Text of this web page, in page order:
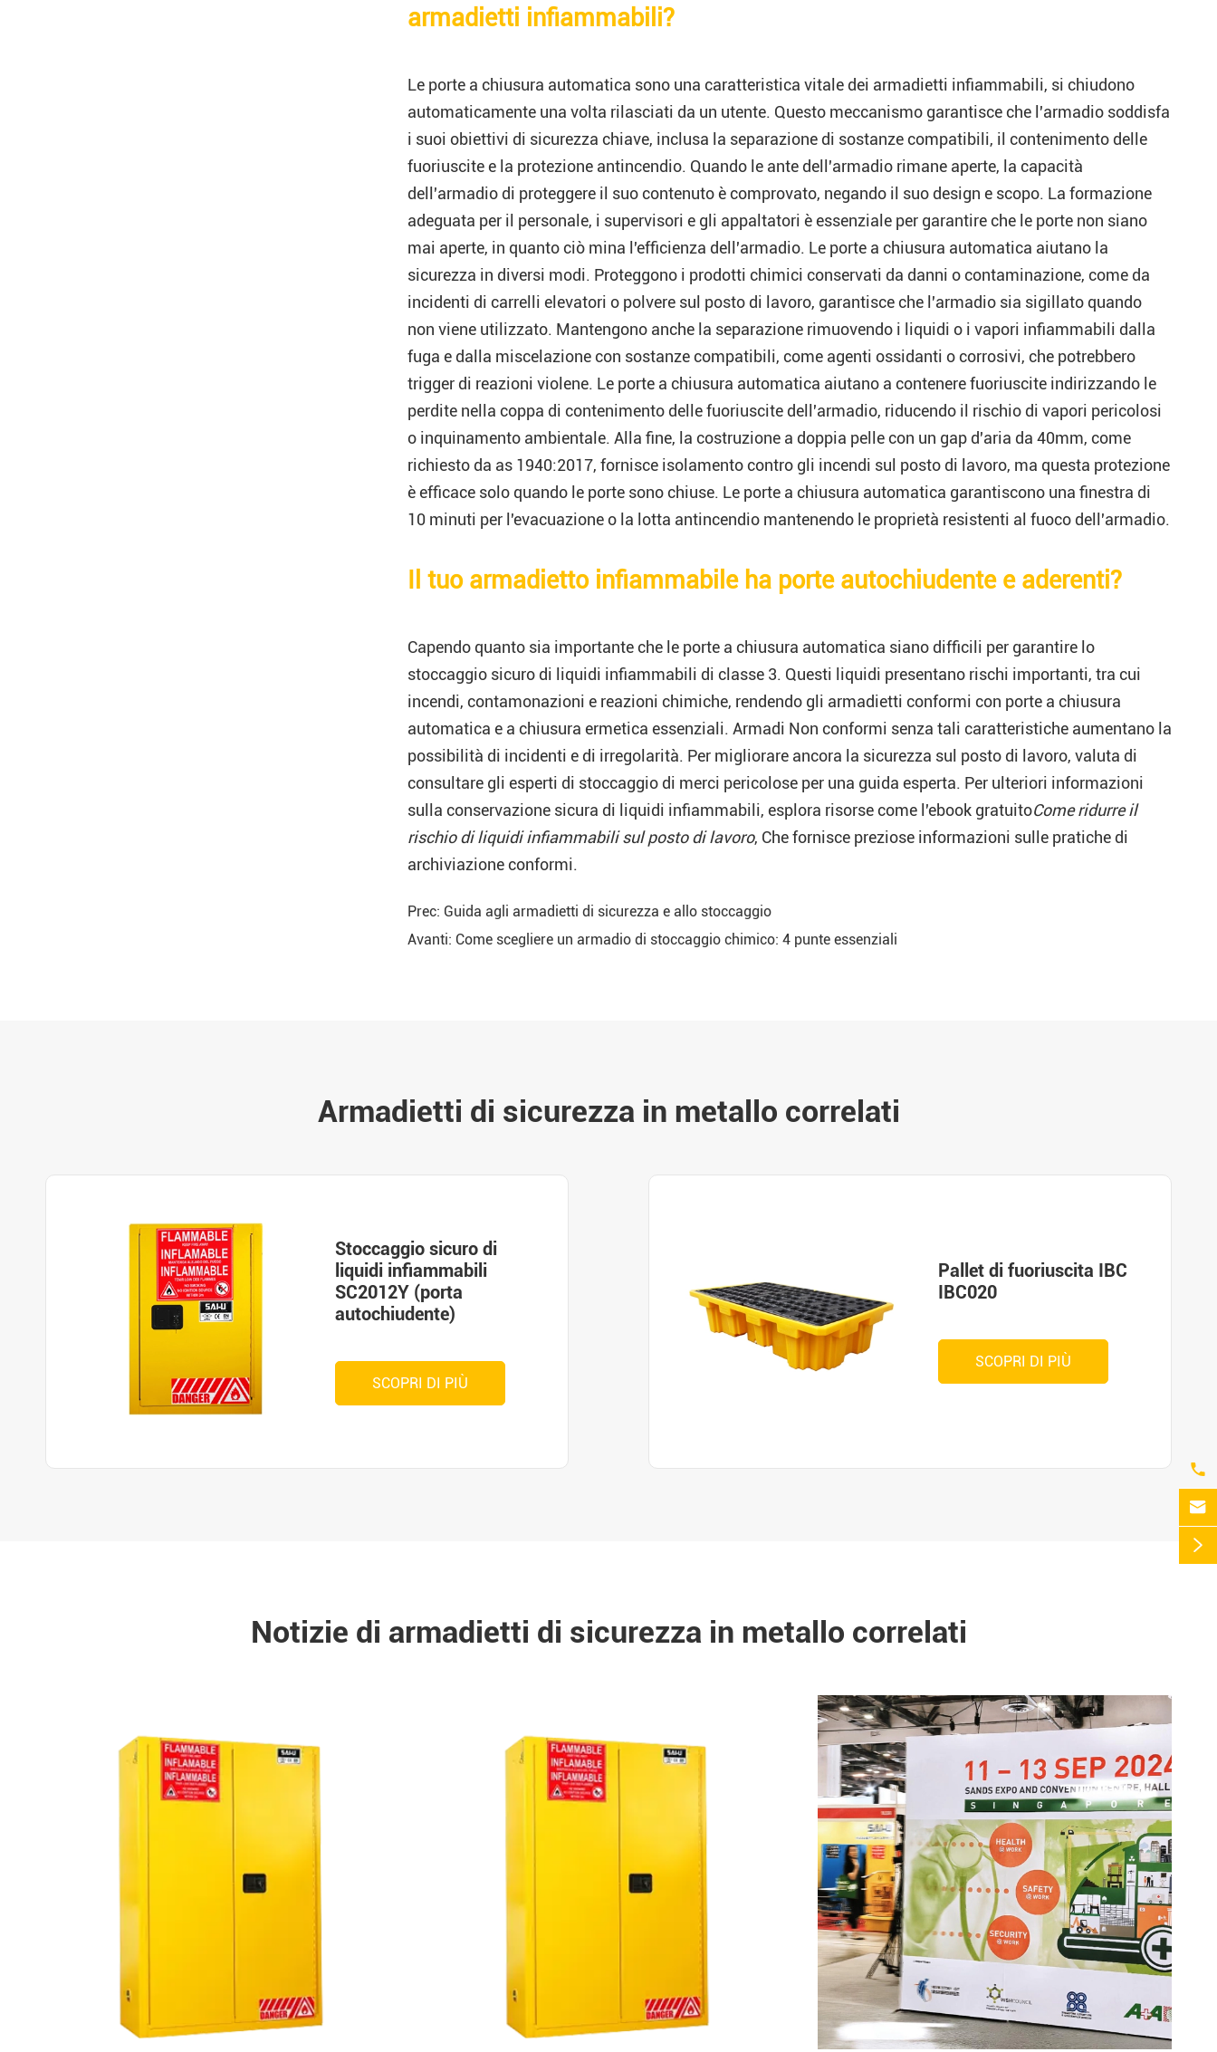
armadietti infiammabili?
Le porte a chiusura automatica sono una caratteristica vitale dei armadietti infiammabili, si chiudono
automaticamente una volta rilasciati da un utente. Questo meccanismo garantisce che l'armadio soddisfa
i suoi obiettivi di sicurezza chiave, inclusa la separazione di sostanze compatibili, il contenimento delle
fuoriuscite e la protezione antincendio. Quando le ante dell'armadio rimane aperte, la capacità
dell'armadio di proteggere il suo contenuto è comprovato, negando il suo design e scopo. La formazione
adeguata per il personale, i supervisori e gli appaltatori è essenziale per garantire che le porte non siano
mai aperte, in quanto ciò mina l'efficienza dell'armadio. Le porte a chiusura automatica aiutano la
sicurezza in diversi modi. Proteggono i prodotti chimici conservati da danni o contaminazione, come da
incidenti di carrelli elevatori o polvere sul posto di lavoro, garantisce che l'armadio sia sigillato quando
non viene utilizzato. Mantengono anche la separazione rimuovendo i liquidi o i vapori infiammabili dalla
fuga e dalla miscelazione con sostanze compatibili, come agenti ossidanti o corrosivi, che potrebbero
trigger di reazioni violene. Le porte a chiusura automatica aiutano a contenere fuoriuscite indirizzando le
perdite nella coppa di contenimento delle fuoriuscite dell'armadio, riducendo il rischio di vapori pericolosi
o inquinamento ambientale. Alla fine, la costruzione a doppia pelle con un gap d'aria da 40mm, come
richiesto da as 1940:2017, fornisce isolamento contro gli incendi sul posto di lavoro, ma questa protezione
è efficace solo quando le porte sono chiuse. Le porte a chiusura automatica garantiscono una finestra di
10 minuti per l'evacuazione o la lotta antincendio mantenendo le proprietà resistenti al fuoco dell'armadio.
Il tuo armadietto infiammabile ha porte autochiudente e aderenti?
Capendo quanto sia importante che le porte a chiusura automatica siano difficili per garantire lo
stoccaggio sicuro di liquidi infiammabili di classe 3. Questi liquidi presentano rischi importanti, tra cui
incendi, contamonazioni e reazioni chimiche, rendendo gli armadietti conformi con porte a chiusura
automatica e a chiusura ermetica essenziali. Armadi Non conformi senza tali caratteristiche aumentano la
possibilità di incidenti e di irregolarità. Per migliorare ancora la sicurezza sul posto di lavoro, valuta di
consultare gli esperti di stoccaggio di merci pericolose per una guida esperta. Per ulteriori informazioni
sulla conservazione sicura di liquidi infiammabili, esplora risorse come l'ebook gratuitoCome ridurre il
rischio di liquidi infiammabili sul posto di lavoro, Che fornisce preziose informazioni sulle pratiche di
archiviazione conformi.
Prec: Guida agli armadietti di sicurezza e allo stoccaggio
Avanti: Come scegliere un armadio di stoccaggio chimico: 4 punte essenziali
Armadietti di sicurezza in metallo correlati
Stoccaggio sicuro di
liquidi infiammabili
SC2012Y (porta
autochiudente)
SCOPRI DI PIÙ
Pallet di fuoriuscita IBC
IBC020
SCOPRI DI PIÙ
Notizie di armadietti di sicurezza in metallo correlati


